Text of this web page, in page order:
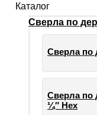
Каталог
Сверла по
Сверла по
Сверла по
¼″ Hex